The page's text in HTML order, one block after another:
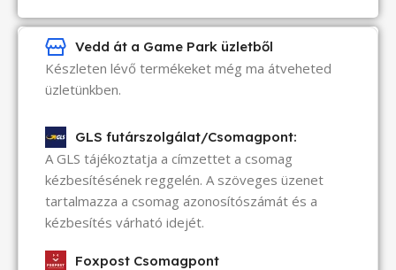
Vedd át a Game Park üzletből
Készleten lévő termékeket még ma átveheted
üzletünkben.
GLS futárszolgálat/Csomagpont:
A GLS tájékoztatja a címzettet a csomag
kézbesítésének reggelén. A szöveges üzenet
tartalmazza a csomag azonosítószámát és a
kézbesítés várható idejét.
Foxpost Csomagpont